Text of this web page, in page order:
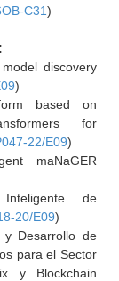
C31)
discovery
)
based on
for
22/E09)
maNaGER
Inteligente de
20/E09)
y Desarrollo de
para el Sector
y Blockchain